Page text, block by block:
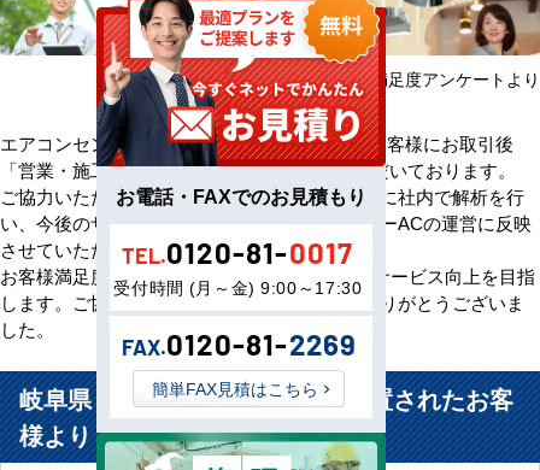
2025年08月～2026年07月 お客様満足度アンケートより
エアコンセンターACをご利用いただきましたお客様にお取引後
「営業・施工・価格」の3方面から評価をいただいております。
ご協力いただいたアンケート評価・ご意見を元に社内で解析を行
い、今後のサービス向上のためエアコンセンターACの運営に反映
させていただきます。
お客様満足度100％の評価をいただけるよう、サービス向上を目指
します。ご協力いただきましたお客様、誠にありがとうございま
した。
岐阜県 加茂郡七宗町 ご自宅に設置されたお客
様より
お電話・FAXでのお見積もり
TEL.0120-81-0017
受付時間 (月～金) 9:00～17:30
FAX.0120-81-2269
簡単FAX見積はこちら